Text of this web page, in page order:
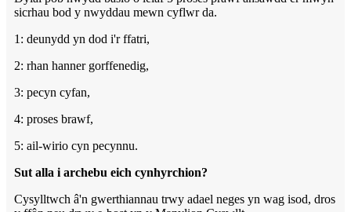
sicrhau bod y nwyddau mewn cyflwr da.
1: deunydd yn dod i'r ffatri,
2: rhan hanner gorffenedig,
3: pecyn cyfan,
4: proses brawf,
5: ail-wirio cyn pecynnu.
Sut alla i archebu eich cynhyrchion?
Cysylltwch â'n gwerthiannau trwy adael neges yn wag isod, dros